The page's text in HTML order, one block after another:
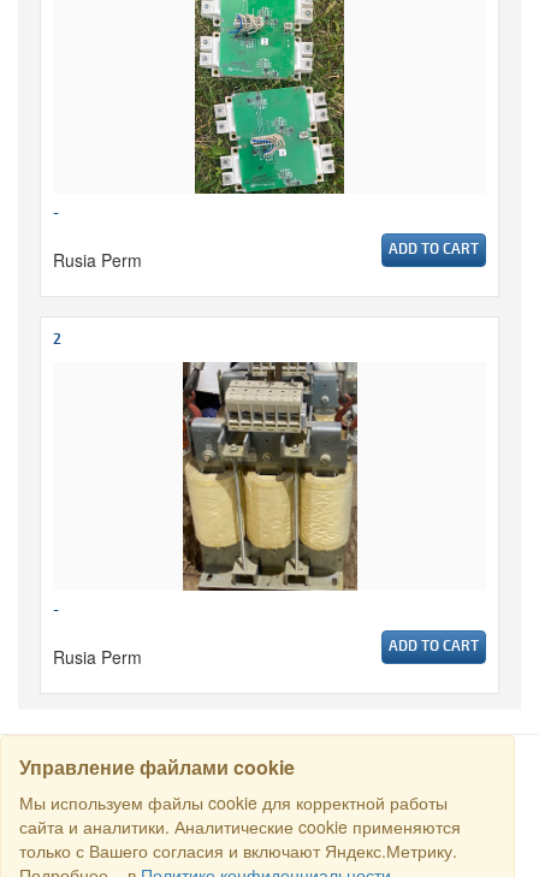
-
Rusia Perm ADD TO CART
2
-
Rusia Perm ADD TO CART
Управление файлами cookie
Мы используем файлы cookie для корректной работы
сайта и аналитики. Аналитические cookie применяются
только с Вашего согласия и включают Яндекс.Метрику.
CARI
Semua hak dilindungi undang-undang © 2016 Торговый Дом